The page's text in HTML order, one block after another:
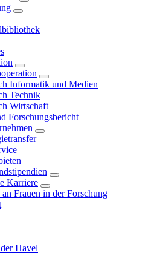
Informatik und Medien
Technik
Wirtschaft
Forschungsbericht
Karriere
Frauen in der Forschung
Havel